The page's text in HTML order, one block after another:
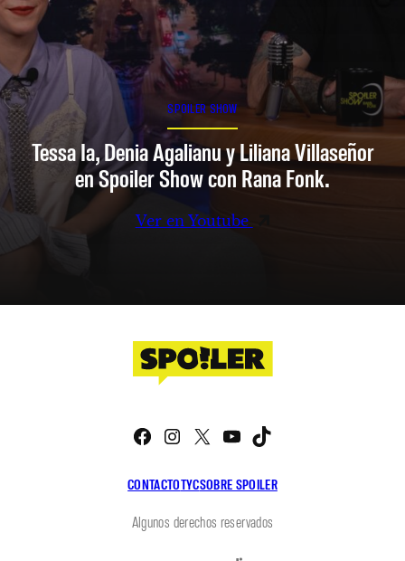
SPOILER SHOW
Tessa Ia, Denia Agalianu y Liliana Villaseñor
en Spoiler Show con Rana Fonk.
Ver en Youtube
CONTACTOTYCSOBRE SPOILER
Facebook
Instagram
X YouTube
Algunos derechos reservados